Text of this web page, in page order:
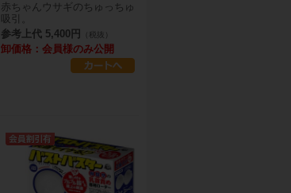
赤ちゃんウサギのちゅっちゅ
吸引。
参考上代 5,400円
（税抜）
卸価格：会員様のみ公開